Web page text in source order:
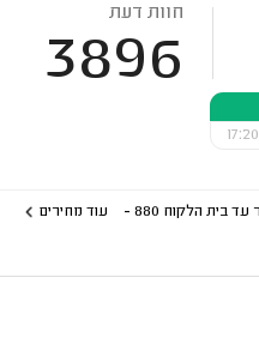
חוות דעת
3896
880 -
עוד מחירים